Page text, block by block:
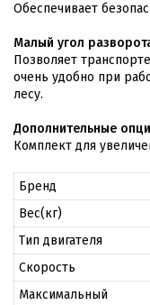
Обеспечивает
Малый угол
Позволяет
очень удобно при
лесу.
Дополнительные
Комплект для
Бренд
Вес(кг)
Тип двигателя
Скорость
Максимальный